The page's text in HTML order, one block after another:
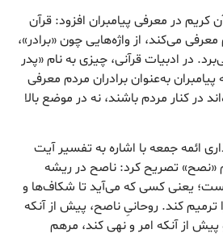
کریم در معرفی پیامبران افزود: قرآن
معرفی می‌کند، از واژه‌هایی چون «برادر»،
در ادبیات قرآنی، چیزی به نام «پدر
پیامبران به‌عنوان برادران مردم معرفی
در کنار مردم باشند، نه در موضع بالا
ائمه جمعه با اشاره به تفسیر آیت
«نصح» تصریح کرد: ناصح در ریشه
یعنی کسی که می‌آید تا شکاف‌ها و
کند. روحانیِ ناصح، پیش از آنکه
از آنکه امر و نهی کند، مرهم